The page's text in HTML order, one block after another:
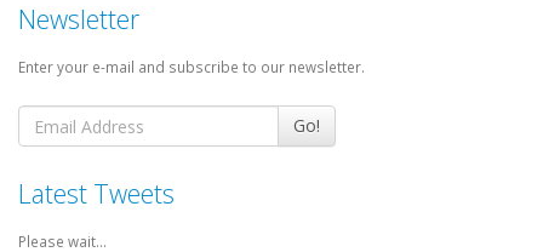
Newsletter
Enter your e-mail and subscribe to our newsletter.
Go!
Latest Tweets
Please wait...